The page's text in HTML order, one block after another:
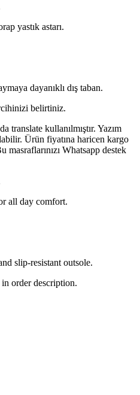
yastık astarı.
dayanıklı dış taban.
belirtiniz.
translate kullanılmıştır. Yazım
Ürün fiyatına haricen kargo
masraflarınızı Whatsapp destek
all day comfort.
slip-resistant outsole.
order description.